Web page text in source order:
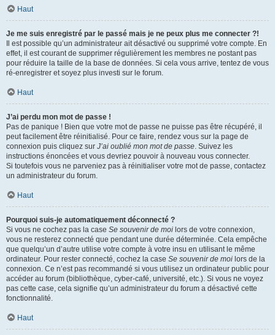
Haut
Je me suis enregistré par le passé mais je ne peux plus me connecter ?!
Il est possible qu’un administrateur ait désactivé ou supprimé votre compte. En
effet, il est courant de supprimer régulièrement les membres ne postant pas
pour réduire la taille de la base de données. Si cela vous arrive, tentez de vous
ré-enregistrer et soyez plus investi sur le forum.
Haut
J’ai perdu mon mot de passe !
Pas de panique ! Bien que votre mot de passe ne puisse pas être récupéré, il
peut facilement être réinitialisé. Pour ce faire, rendez vous sur la page de
connexion puis cliquez sur J’ai oublié mon mot de passe. Suivez les
instructions énoncées et vous devriez pouvoir à nouveau vous connecter.
Si toutefois vous ne parveniez pas à réinitialiser votre mot de passe, contactez
un administrateur du forum.
Haut
Pourquoi suis-je automatiquement déconnecté ?
Si vous ne cochez pas la case Se souvenir de moi lors de votre connexion,
vous ne resterez connecté que pendant une durée déterminée. Cela empêche
que quelqu’un d’autre utilise votre compte à votre insu en utilisant le même
ordinateur. Pour rester connecté, cochez la case Se souvenir de moi lors de la
connexion. Ce n’est pas recommandé si vous utilisez un ordinateur public pour
accéder au forum (bibliothèque, cyber-café, université, etc.). Si vous ne voyez
pas cette case, cela signifie qu’un administrateur du forum a désactivé cette
fonctionnalité.
Haut